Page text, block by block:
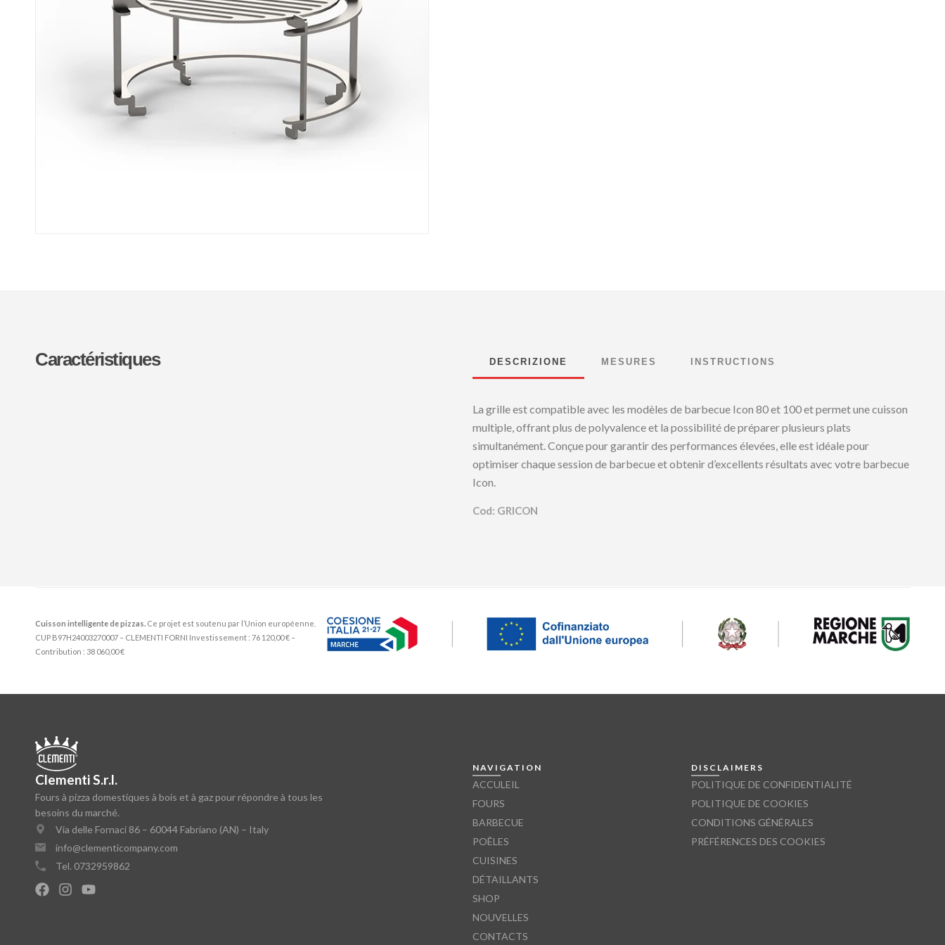
Caractéristiques DESCRIZIONE MESURES INSTRUCTIONS
La grille est compatible avec les modèles de barbecue Icon 80 et 100 et permet une cuisson
multiple, offrant plus de polyvalence et la possibilité de préparer plusieurs plats
simultanément. Conçue pour garantir des performances élevées, elle est idéale pour
optimiser chaque session de barbecue et obtenir d’excellents résultats avec votre barbecue
Icon.
Cod: GRICON
Cuisson intelligente de pizzas. Ce projet est soutenu par l’Union européenne.
CUP B97H24003270007 – CLEMENTI FORNI Investissement : 76 120,00 € –
Contribution : 38 060,00 €
Clementi S.r.l.
Fours à pizza domestiques à bois et à gaz pour répondre à tous les
besoins du marché.
Via delle Fornaci 86 – 60044 Fabriano (AN) – Italy
info@clementicompany.com
Tel. 0732959862
NAVIGATION
ACCULEIL
FOURS
BARBECUE
POÊLES
CUISINES
DÉTAILLANTS
SHOP
NOUVELLES
CONTACTS
DISCLAIMERS
POLITIQUE DE CONFIDENTIALITÉ
POLITIQUE DE COOKIES
CONDITIONS GÉNÉRALES
PRÉFÉRENCES DES COOKIES